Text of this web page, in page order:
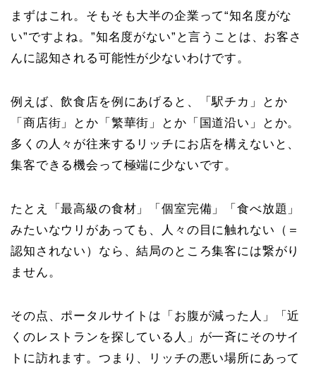
まずはこれ。そもそも大半の企業って“知名度がな
い”ですよね。”知名度がない”と言うことは、 お客さ
んに認知される可能性が少ないわけです。
例えば、飲食店を例にあげると、「駅チカ」とか
「商店街」とか「繁華街」とか「国道沿い」とか。
多くの人々が往来するリッチにお店を構えないと、
集客できる機会って極端に少ないです。
たとえ「最高級の食材」「個室完備」「食べ放題」
みたいなウリがあっても、
人々の目に触れない（＝
認知されない） なら、結局のところ集客には繋がり
ません。
その点、ポータルサイトは「お腹が減った人」「近
くのレストランを探している人」が一斉にそのサイ
トに訪れます。つまり、リッチの悪い場所にあって